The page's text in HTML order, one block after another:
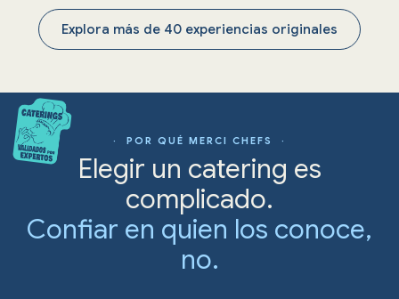
Explora más de 40 experiencias originales
· POR QUÉ MERCI CHEFS ·
Elegir un catering es
complicado.
Confiar en quien los conoce,
no.